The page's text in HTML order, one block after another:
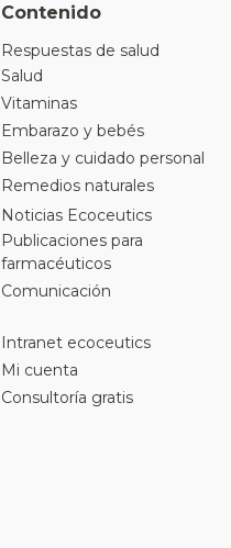
Contenido
Respuestas de salud
Salud
Vitaminas
Embarazo y bebés
Belleza y cuidado personal
Remedios naturales
Noticias Ecoceutics
Publicaciones para
farmacéuticos
Comunicación
Intranet ecoceutics
Mi cuenta
Consultoría gratis